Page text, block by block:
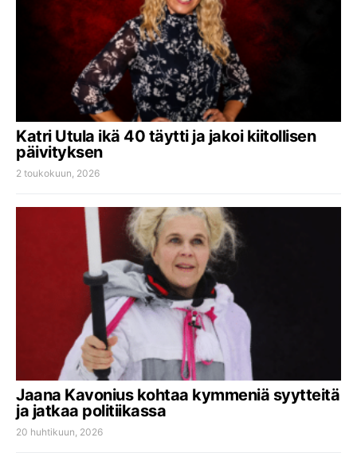
Katri Utula ikä 40 täytti ja jakoi kiitollisen
päivityksen
2 toukokuun, 2026
Jaana Kavonius kohtaa kymmeniä syytteitä
ja jatkaa politiikassa
20 huhtikuun, 2026